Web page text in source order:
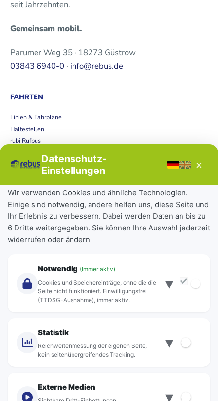
seit Jahrzehnten.
Gemeinsam mobil.
Parumer Weg 35 · 18273 Güstrow
03843 6940-0 · info@rebus.de
FAHRTEN
Linien & Fahrpläne
Haltestellen
rubi Rufbus
Störungen
Tickets & Tarife
Deutschlandticket
Schülerkarte
Einzeltickets
Abonnements
Über Rebus
Standorte
Datenschutz-
Einstellungen
×
Wir verwenden Cookies und ähnliche Technologien.
Einige sind notwendig, andere helfen uns, diese Seite und
Ihr Erlebnis zu verbessern. Dabei werden Daten an bis zu
6 Dritte weitergegeben. Sie können Ihre Auswahl jederzeit
widerrufen oder ändern.
Notwendig (Immer aktiv)
Cookies und Speichereinträge, ohne die die
Seite nicht funktioniert. Einwilligungsfrei
(TTDSG-Ausnahme), immer aktiv.
▾
Statistik
Reichweitenmessung der eigenen Seite,
kein seitenübergreifendes Tracking.
▾
Externe Medien
▾